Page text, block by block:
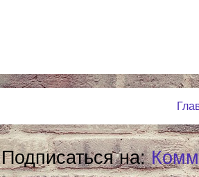
Подписаться на: